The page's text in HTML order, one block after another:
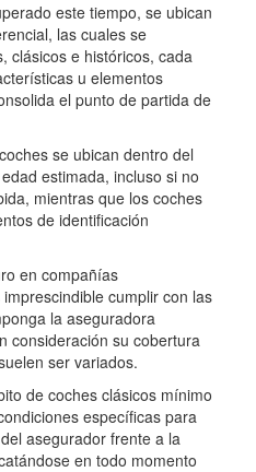
este tiempo, se ubican
las cuales se
clásicos e históricos, cada
u elementos
el punto de partida de
se ubican dentro del
estimada, incluso si no
mientras que los coches
de identificación
en compañías
cumplir con las
la aseguradora
consideración su cobertura
ser variados.
de coches clásicos mínimo
específicas para
asegurador frente a la
en todo momento